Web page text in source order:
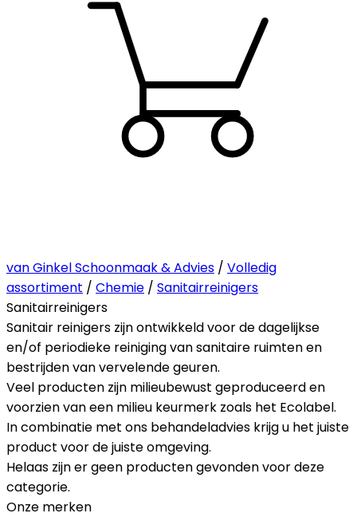
van Ginkel Schoonmaak & Advies / Volledig
assortiment / Chemie / Sanitairreinigers
Sanitairreinigers
Sanitair reinigers zijn ontwikkeld voor de dagelijkse
en/of periodieke reiniging van sanitaire ruimten en
bestrijden van vervelende geuren.
Veel producten zijn milieubewust geproduceerd en
voorzien van een milieu keurmerk zoals het Ecolabel.
In combinatie met ons behandeladvies krijg u het juiste
product voor de juiste omgeving.
Helaas zijn er geen producten gevonden voor deze
categorie.
Onze merken